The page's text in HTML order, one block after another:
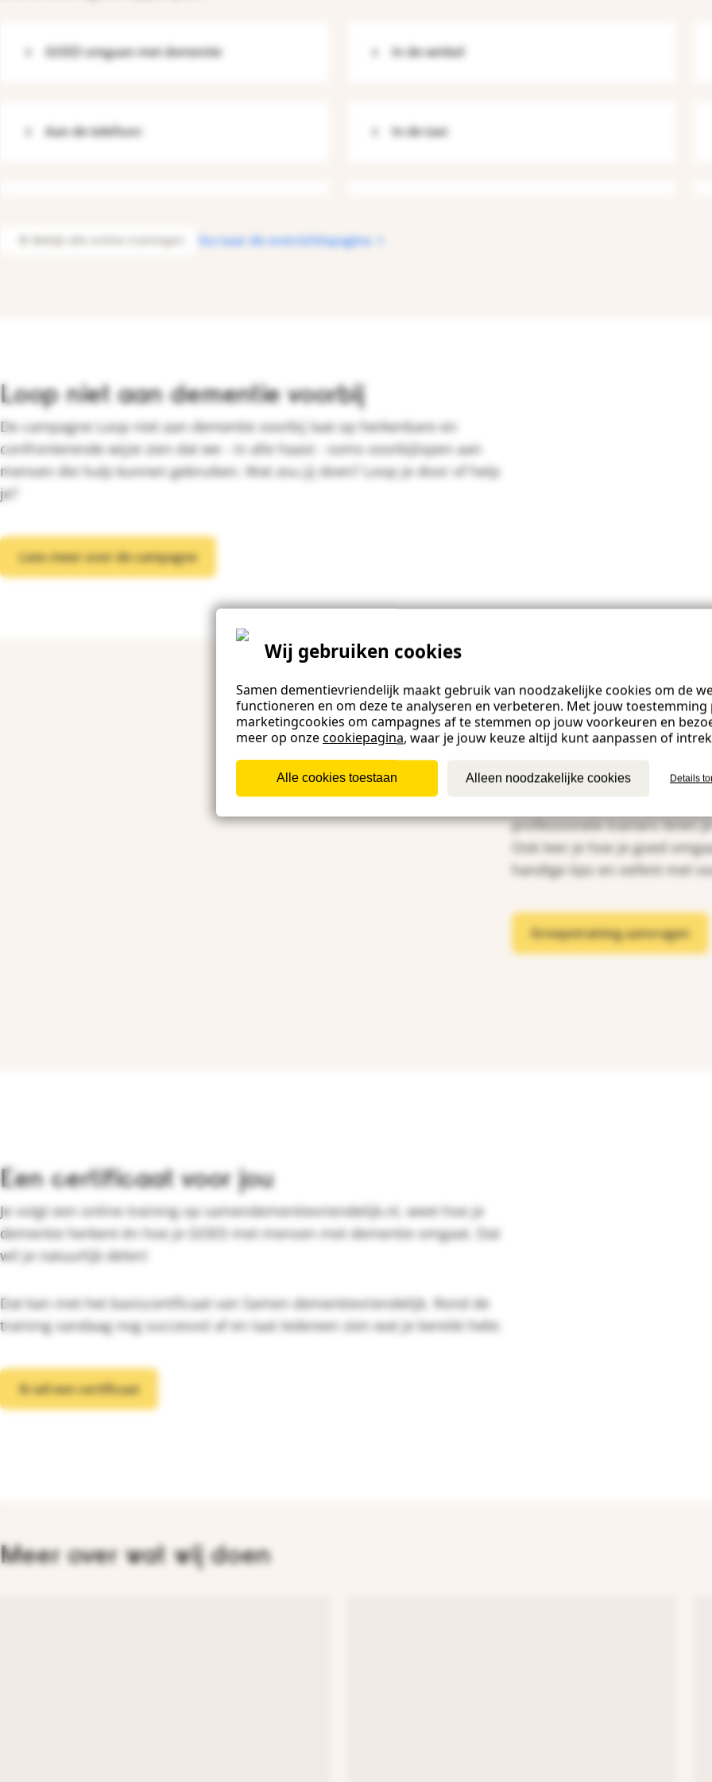
Wij gebruiken cookies
Samen dementievriendelijk maakt gebruik van noodzakelijke cookies om de
functioneren en om deze te analyseren en verbeteren. Met jouw toestemming
marketingcookies om campagnes af te stemmen op jouw voorkeuren en
meer op onzecookiepagina, waar je jouw keuze altijd kunt aanpassen of
Alle cookies toestaan Alleen noodzakelijke cookies Details
GOED omgaan met dementie In de winkel
Aan de telefoon In de taxi
Bekijk alle online trainingen Ga naar de overzichtspagina
Loop niet aan dementie voorbij
De campagne Loop niet aan dementie voorbij laat op herkenbare en
confronterende wijze zien dat we - in alle haast - soms voorbijlopen aan
mensen die hulp kunnen gebruiken. Wat zou jij doen? Loop je door of help
je?
Lees meer over de campagne
Samen met
Naast online trainingen
professionele trainers leren
Ook leer je hoe je goed
handige tips en oefent met
Groepstraining aanvragen
Een certificaat voor jou
Je volgt een online training op samendementievriendelijk.nl, weet hoe je
dementie herkent én hoe je GOED met mensen met dementie omgaat. Dat
wil je natuurlijk delen!
Dat kan met het basiscertificaat van Samen dementievriendelijk. Rond de
training vandaag nog succesvol af en laat íedereen zien wat je bereikt hebt.
Ik wil een certificaat
Meer over wat wij doen